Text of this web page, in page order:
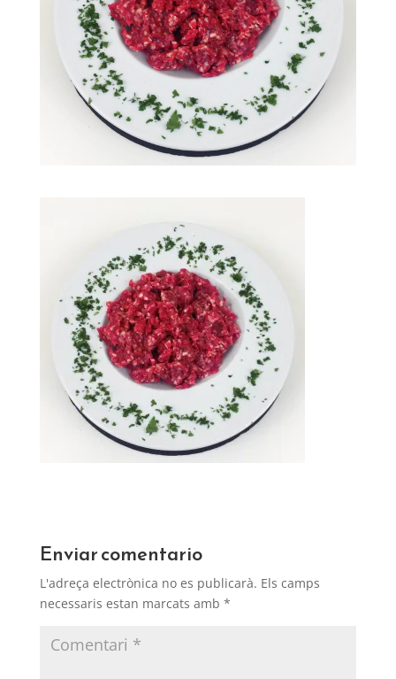
Enviar comentario
L'adreça electrònica no es publicarà. Els camps
necessaris estan marcats amb *